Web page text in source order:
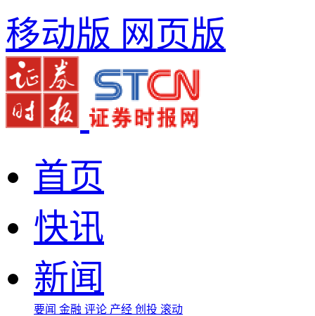
移动版 网页版
首页
快讯
新闻
要闻 金融 评论 产经 创投 滚动